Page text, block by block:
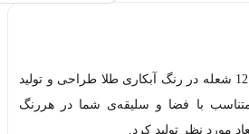
لوستر لوکس با 6 شاخه و 12 شعله در رنگ آبکاری طلا طراحی و تولید
با فضا و سلیقه‌ی شما در هررنگ
مورد نظر تولید کرد.